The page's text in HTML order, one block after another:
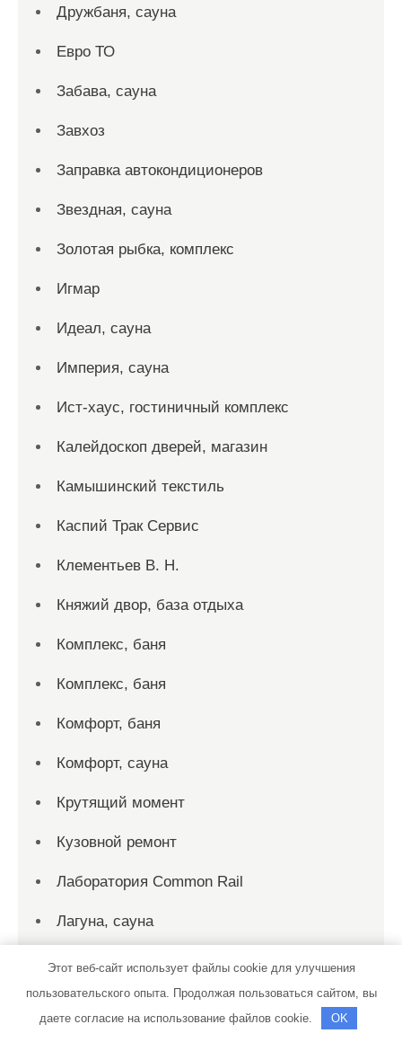
Дружбаня, сауна
Евро ТО
Забава, сауна
Завхоз
Заправка автокондиционеров
Звездная, сауна
Золотая рыбка, комплекс
Игмар
Идеал, сауна
Империя, сауна
Ист-хаус, гостиничный комплекс
Калейдоскоп дверей, магазин
Камышинский текстиль
Каспий Трак Сервис
Клементьев В. Н.
Княжий двор, база отдыха
Комплекс, баня
Комплекс, баня
Комфорт, баня
Комфорт, сауна
Крутящий момент
Кузовной ремонт
Лаборатория Common Rail
Лагуна, сауна
Лагуна, сауна
Латунские бани, подразделение Бани
ОЦМ
Этот веб-сайт использует файлы cookie для улучшения
пользовательского опыта. Продолжая пользоваться сайтом, вы
даете согласие на использование файлов cookie.
OK